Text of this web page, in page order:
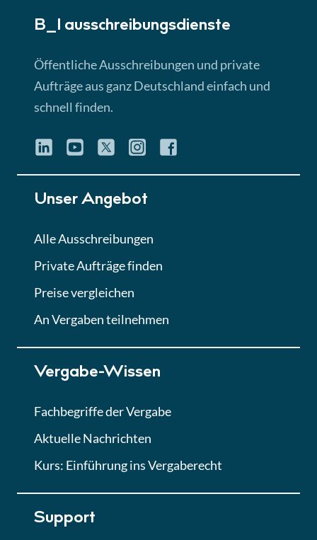
B_I ausschreibungs­dienste
Öffentliche Ausschreibungen und private
Aufträge aus ganz Deutschland einfach und
schnell finden.
Unser Angebot
Alle Ausschreibungen
Private Aufträge finden
Preise vergleichen
An Vergaben teilnehmen
Vergabe-Wissen
Fachbegriffe der Vergabe
Aktuelle Nachrichten
Kurs: Einführung ins Vergaberecht
Support